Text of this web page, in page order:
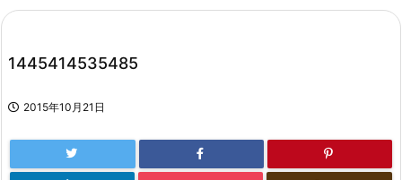
1445414535485
2015年10月21日